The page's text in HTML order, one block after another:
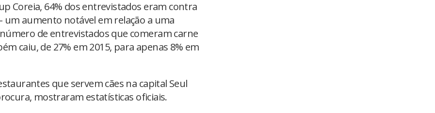
Coreia, 64% dos entrevistados eram contra
um aumento notável em relação a uma
de entrevistados que comeram carne
caiu, de 27% em 2015, para apenas 8% em
que servem cães na capital Seul
mostraram estatísticas oficiais.